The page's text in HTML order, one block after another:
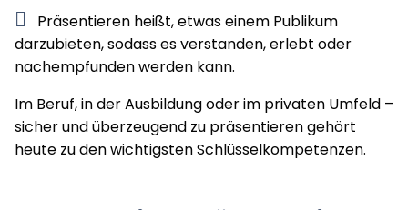
Präsentieren heißt, etwas einem Publikum
darzubieten, sodass es verstanden, erlebt oder
nachempfunden werden kann.
Im Beruf, in der Ausbildung oder im privaten Umfeld –
sicher und überzeugend zu präsentieren gehört
heute zu den wichtigsten Schlüsselkompetenzen.